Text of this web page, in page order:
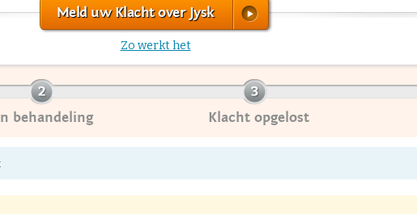
Meld uw Klacht over Jysk
Zo werkt het
behandeling Klacht opgelost